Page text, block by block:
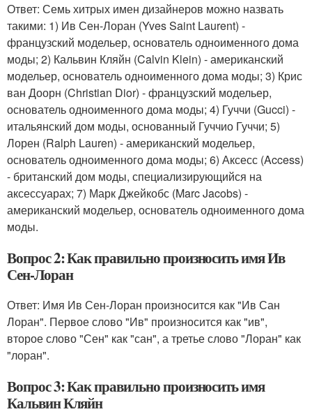
Ответ: Семь хитрых имен дизайнеров можно назвать
такими: 1) Ив Сен-Лоран (Yves Saint Laurent) -
французский модельер, основатель одноименного дома
моды; 2) Кальвин Кляйн (Calvin Klein) - американский
модельер, основатель одноименного дома моды; 3) Крис
ван Доорн (Christian Dior) - французский модельер,
основатель одноименного дома моды; 4) Гуччи (Gucci) -
итальянский дом моды, основанный Гуччио Гуччи; 5)
Лорен (Ralph Lauren) - американский модельер,
основатель одноименного дома моды; 6) Аксесс (Access)
- британский дом моды, специализирующийся на
аксессуарах; 7) Марк Джейкобс (Marc Jacobs) -
американский модельер, основатель одноименного дома
моды.
Вопрос 2: Как правильно произносить имя Ив
Сен-Лоран
Ответ: Имя Ив Сен-Лоран произносится как "Ив Сан
Лоран". Первое слово "Ив" произносится как "ив",
второе слово "Сен" как "сан", а третье слово "Лоран" как
"лоран".
Вопрос 3: Как правильно произносить имя
Кальвин Кляйн